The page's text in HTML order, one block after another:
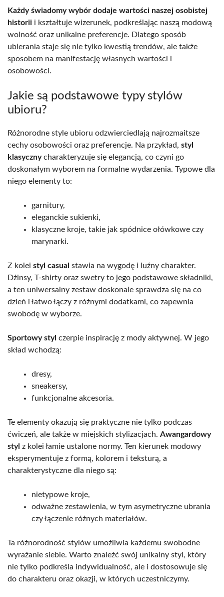
Każdy świadomy wybór dodaje wartości naszej osobistej
historii i kształtuje wizerunek, podkreślając naszą modową
wolność oraz unikalne preferencje. Dlatego sposób
ubierania staje się nie tylko kwestią trendów, ale także
sposobem na manifestację własnych wartości i
osobowości.
Jakie są podstawowe typy stylów
ubioru?
Różnorodne style ubioru odzwierciedlają najrozmaitsze
cechy osobowości oraz preferencje. Na przykład, styl
klasycznycharakteryzuje się elegancją, co czyni go
doskonałym wyborem na formalne wydarzenia. Typowe dla
niego elementy to:
garnitury,
eleganckie sukienki,
klasyczne kroje, takie jak spódnice ołówkowe czy
marynarki.
Z kolei styl casual stawia na wygodę i luźny charakter.
Dżinsy, T-shirty oraz swetry to jego podstawowe składniki,
a ten uniwersalny zestaw doskonale sprawdza się na co
dzień i łatwo łączy z różnymi dodatkami, co zapewnia
swobodę w wyborze.
Sportowy styl czerpie inspirację z mody aktywnej. W jego
skład wchodzą:
dresy,
sneakersy,
funkcjonalne akcesoria.
Te elementy okazują się praktyczne nie tylko podczas
ćwiczeń, ale także w miejskich stylizacjach. Awangardowy
styl z kolei łamie ustalone normy. Ten kierunek modowy
eksperymentuje z formą, kolorem i teksturą, a
charakterystyczne dla niego są:
nietypowe kroje,
odważne zestawienia, w tym asymetryczne ubrania
czy łączenie różnych materiałów.
Ta różnorodność stylów umożliwia każdemu swobodne
wyrażanie siebie. Warto znaleźć swój unikalny styl, który
nie tylko podkreśla indywidualność, ale i dostosowuje się
do charakteru oraz okazji, w których uczestniczymy.